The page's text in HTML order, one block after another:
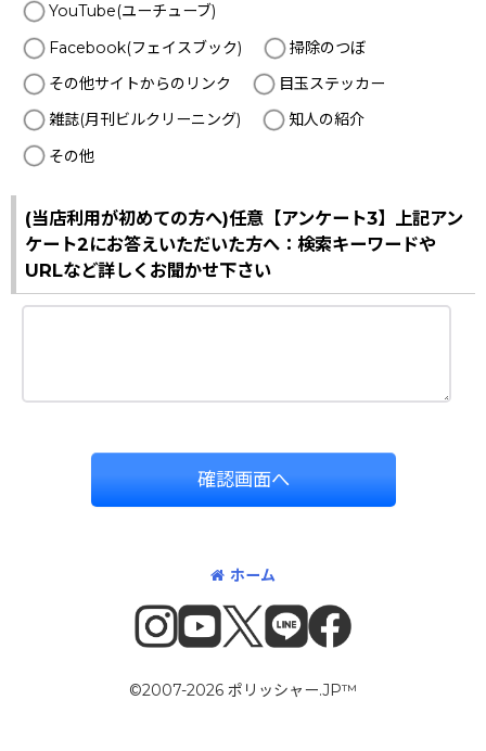
YouTube(ユーチューブ)
Facebook(フェイスブック)
掃除のつぼ
その他サイトからのリンク
目玉ステッカー
雑誌(月刊ビルクリーニング)
知人の紹介
その他
(当店利用が初めての方へ)任意【アンケート3】上記アン
ケート2にお答えいただいた方へ：検索キーワードや
URLなど詳しくお聞かせ下さい
確認画面へ
ホーム
©2007-2026 ポリッシャー.JP™